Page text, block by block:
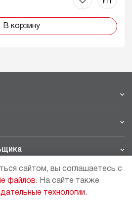
В корзину
сайтом, вы соглашаетесь с
файлов. На сайте также
технологии.